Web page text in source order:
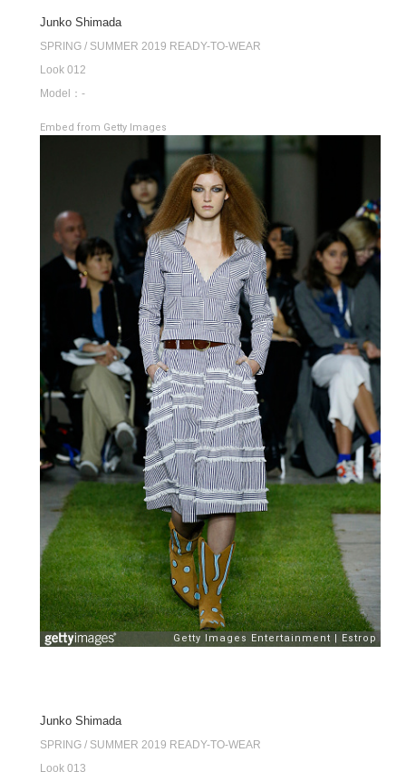
Junko Shimada
SPRING / SUMMER 2019 READY-TO-WEAR
Look 012
Model：-
Embed from Getty Images
Junko Shimada
SPRING / SUMMER 2019 READY-TO-WEAR
Look 013